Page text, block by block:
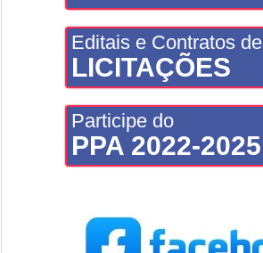
Editais e Contratos de
LICITAÇÕES
Participe do
PPA 2022-2025